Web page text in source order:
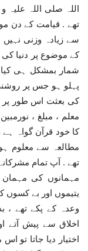
اللہ صلی اللہ علیہ
تھے . قیامت کے دن
سے زیادہ وزنی
کے موضوع پر دنیا
شمار بمشکل ہی
پہلو ہو جس پر
کی بعثت اس طور پر
معلم ، مبلغ ،
کا خود قرآن گواہ
مطالعہ سے معلوم
تھے . آپ تمام
مہمانوں کی مہمان
یتیموں اور بے کسوں
وعدہ کے پکے تھے
اخلاق سے پیش آتے
اختیار دیا جاتا تو